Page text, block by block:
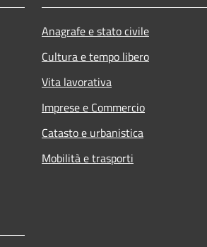
Anagrafe e stato civile
Cultura e tempo libero
Vita lavorativa
Imprese e Commercio
Catasto e urbanistica
Mobilità e trasporti